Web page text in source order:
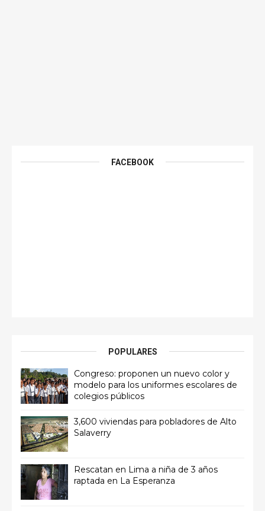
FACEBOOK
POPULARES
Congreso: proponen un nuevo color y
modelo para los uniformes escolares de
colegios públicos
3,600 viviendas para pobladores de Alto
Salaverry
Rescatan en Lima a niña de 3 años
raptada en La Esperanza